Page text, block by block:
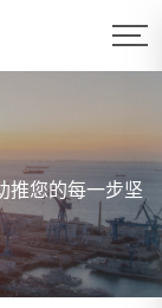
推您的每一步坚